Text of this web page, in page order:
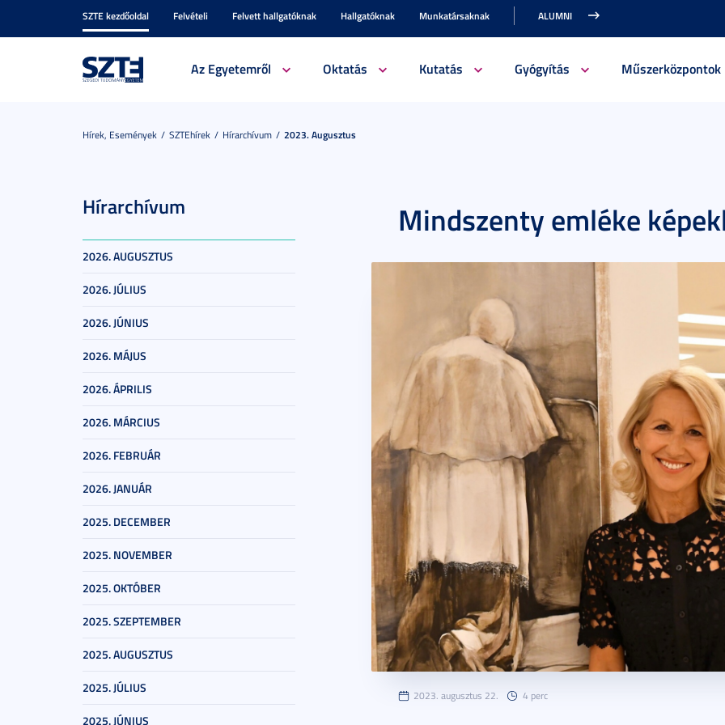
SZTE kezdőoldal Felvételi Felvett hallgatóknak Hallgatóknak Munkatársaknak ALUMNI
Az Egyetemről Oktatás Kutatás Gyógyítás Műszerközpontok
Hírek, Események SZTEhírek Hírarchívum 2023. Augusztus
Hírarchívum
2026. AUGUSZTUS
2026. JÚLIUS
2026. JÚNIUS
2026. MÁJUS
2026. ÁPRILIS
2026. MÁRCIUS
2026. FEBRUÁR
2026. JANUÁR
2025. DECEMBER
2025. NOVEMBER
2025. OKTÓBER
2025. SZEPTEMBER
2025. AUGUSZTUS
2025. JÚLIUS
2025. JÚNIUS
Mindszenty emléke
2023. augusztus 22. 4 perc